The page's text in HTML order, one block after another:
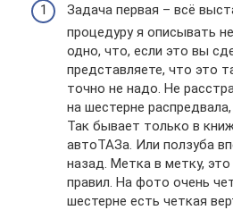
Задача первая – всё
процедуру я описывать
одно, что, если это вы
представляете, что это
точно не надо. Не
на шестерне
Так бывает только в
автоТАЗа. Или ползуба
назад. Метка в метку,
правил. На фото очень
шестерне есть четкая